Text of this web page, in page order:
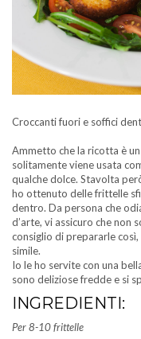
Croccanti fuori e soffici
Ammetto che la ricotta è
solitamente viene usata
qualche dolce. Stavolta
ho ottenuto delle frittelle
dentro. Da persona che
d’arte, vi assicuro che non
consiglio di prepararle
simile.
Io le ho servite con una
sono deliziose fredde e si
INGREDIENTI:
Per 8-10 frittelle